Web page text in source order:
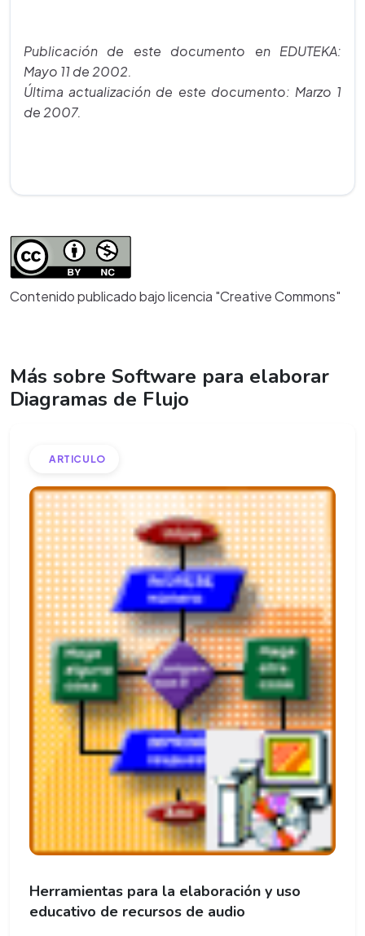
Publicación de este documento en EDUTEKA:
Mayo 11 de 2002.
Última actualización de este documento: Marzo 1
de 2007.
Contenido publicado bajo licencia "Creative Commons"
Más sobre Software para elaborar
Diagramas de Flujo
ARTICULO
Herramientas para la elaboración y uso
educativo de recursos de audio